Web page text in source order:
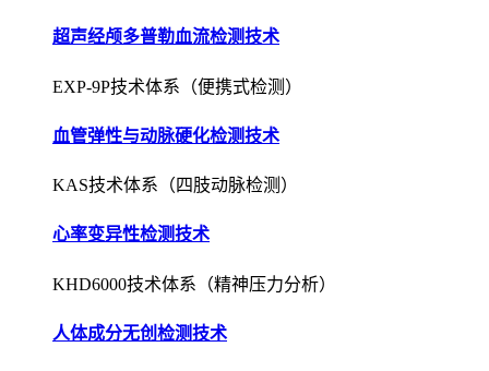
超声经颅多普勒血流检测技术
EXP-9P技术体系（便携式检测）
血管弹性与动脉硬化检测技术
KAS技术体系（四肢动脉检测）
心率变异性检测技术
KHD6000技术体系（精神压力分析）
人体成分无创检测技术